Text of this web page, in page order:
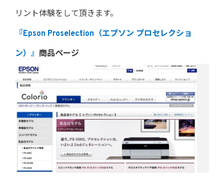
リント体験をして頂きます。
『Epson Proselection（エプソン プロセレクショ
ン）』 商品ページ